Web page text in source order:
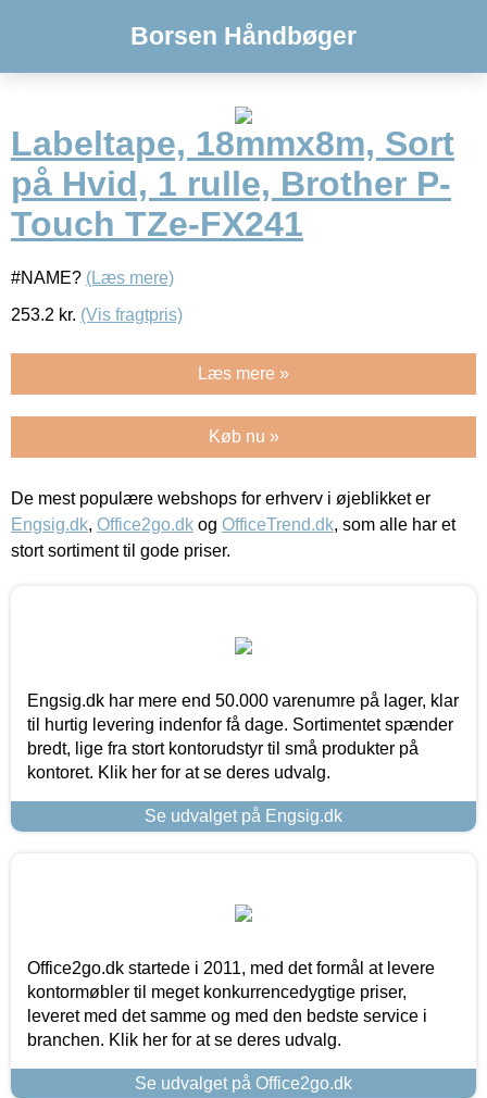
Borsen Håndbøger
Labeltape, 18mmx8m, Sort
på Hvid, 1 rulle, Brother P-
Touch TZe-FX241
#NAME? (Læs mere)
253.2 kr. (Vis fragtpris)
Læs mere »
Køb nu »
De mest populære webshops for erhverv i øjeblikket er
Engsig.dk, Office2go.dk og OfficeTrend.dk, som alle har et
stort sortiment til gode priser.
Engsig.dk har mere end 50.000 varenumre på lager, klar
til hurtig levering indenfor få dage. Sortimentet spænder
bredt, lige fra stort kontorudstyr til små produkter på
kontoret. Klik her for at se deres udvalg.
Se udvalget på Engsig.dk
Office2go.dk startede i 2011, med det formål at levere
kontormøbler til meget konkurrencedygtige priser,
leveret med det samme og med den bedste service i
branchen. Klik her for at se deres udvalg.
Se udvalget på Office2go.dk